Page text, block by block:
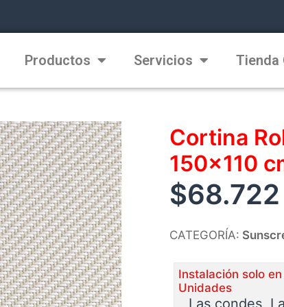
Productos Servicios Tienda
Cortina
150×110
$68.722
CATEGORÍA:
Instalación solo
Unidades
Las condes,